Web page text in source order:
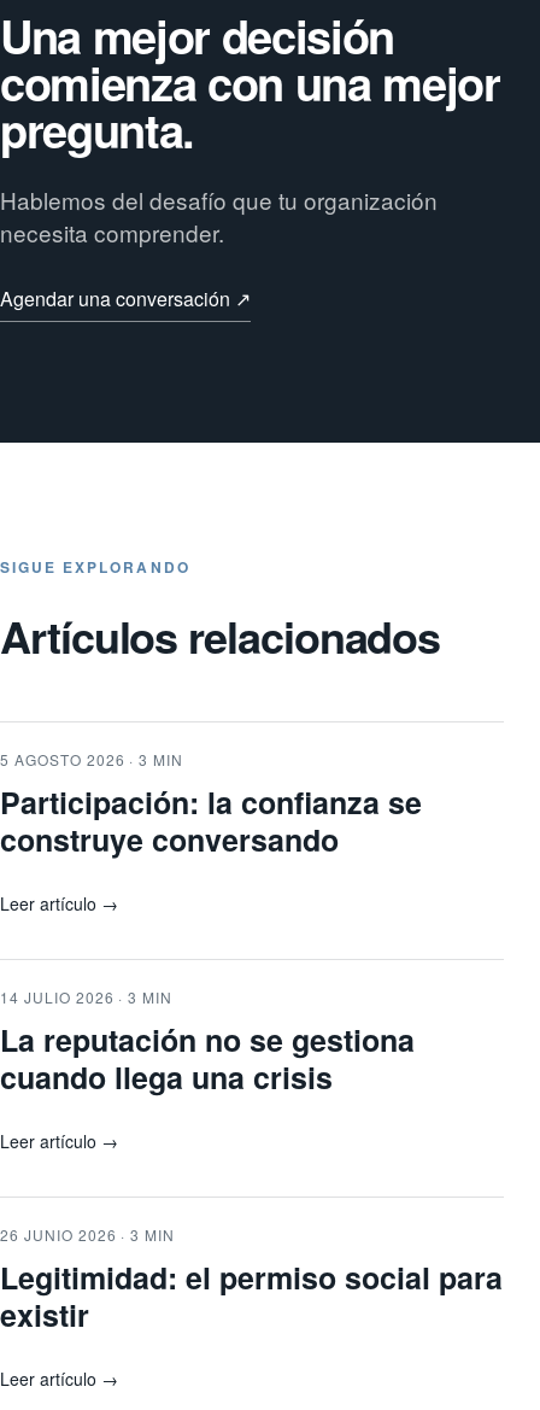
Una mejor decisión
comienza con una mejor
pregunta.
Hablemos del desafío que tu organización
necesita comprender.
Agendar una conversación ↗
SIGUE EXPLORANDO
Artículos relacionados
5 AGOSTO 2026 · 3 MIN
Participación: la confianza se
construye conversando
Leer artículo →
14 JULIO 2026 · 3 MIN
La reputación no se gestiona
cuando llega una crisis
Leer artículo →
26 JUNIO 2026 · 3 MIN
Legitimidad: el permiso social para
existir
Leer artículo →